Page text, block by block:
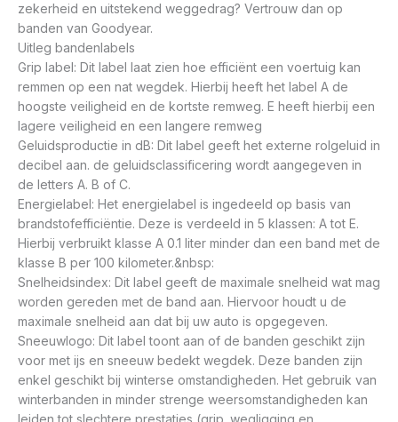
zekerheid en uitstekend weggedrag? Vertrouw dan op
banden van Goodyear.
Uitleg bandenlabels
Grip label: Dit label laat zien hoe efficiënt een voertuig kan
remmen op een nat wegdek. Hierbij heeft het label A de
hoogste veiligheid en de kortste remweg. E heeft hierbij een
lagere veiligheid en een langere remweg
Geluidsproductie in dB: Dit label geeft het externe rolgeluid in
decibel aan. de geluidsclassificering wordt aangegeven in
de letters A. B of C.
Energielabel: Het energielabel is ingedeeld op basis van
brandstofefficiëntie. Deze is verdeeld in 5 klassen: A tot E.
Hierbij verbruikt klasse A 0.1 liter minder dan een band met de
klasse B per 100 kilometer.&nbsp:
Snelheidsindex: Dit label geeft de maximale snelheid wat mag
worden gereden met de band aan. Hiervoor houdt u de
maximale snelheid aan dat bij uw auto is opgegeven.
Sneeuwlogo: Dit label toont aan of de banden geschikt zijn
voor met ijs en sneeuw bedekt wegdek. Deze banden zijn
enkel geschikt bij winterse omstandigheden. Het gebruik van
winterbanden in minder strenge weersomstandigheden kan
leiden tot slechtere prestaties (grip. wegligging en